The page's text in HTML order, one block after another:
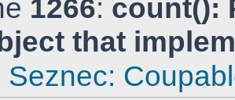
1266: count():
that
Seznec: